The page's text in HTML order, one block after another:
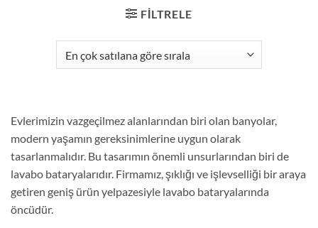
FILTRELE
Evlerimizin vazgeçilmez alanlarından biri olan banyolar,
modern yaşamın gereksinimlerine uygun olarak
tasarlanmalıdır. Bu tasarımın önemli unsurlarından biri de
lavabo bataryalarıdır. Firmamız, şıklığı ve işlevselliği bir araya
getiren geniş ürün yelpazesiyle lavabo bataryalarında
öncüdür.